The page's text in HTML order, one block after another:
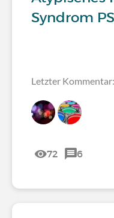
Syndrom
Letzter
72 6